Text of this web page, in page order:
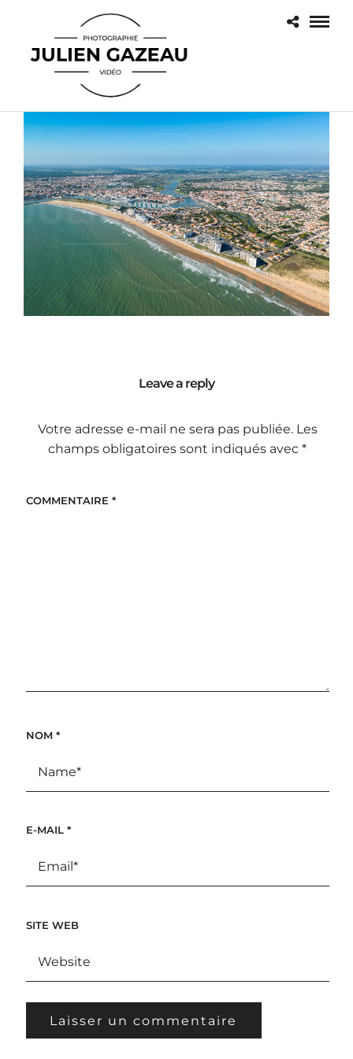
Leave a reply
Votre adresse e-mail ne sera pas publiée. Les
champs obligatoires sont indiqués avec*
COMMENTAIRE *
NOM *
E-MAIL *
SITE WEB